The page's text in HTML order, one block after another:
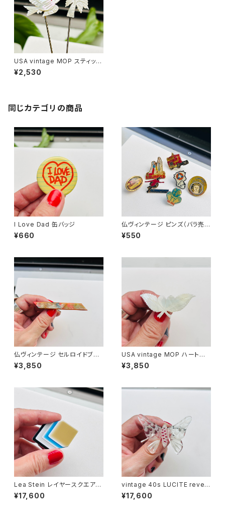
USA vintage MOP スティック
ピン（バラ売り）
¥2,530
同じカテゴリの商品
I Love Dad 缶バッジ
¥660
仏ヴィンテージ ピンズ（バラ売
り）
¥550
仏ヴィンテージ セルロイドブロ
ーチ
¥3,850
USA vintage MOP ハートブ
ローチ
¥3,850
Lea Stein レイヤースクエアブ
ローチ
¥17,600
vintage 40s LUCITE revers
e carved クリアバタフライブロ
ーチ
¥17,600